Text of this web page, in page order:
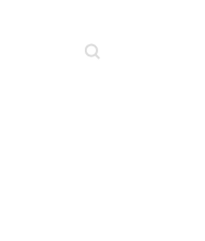
Suche